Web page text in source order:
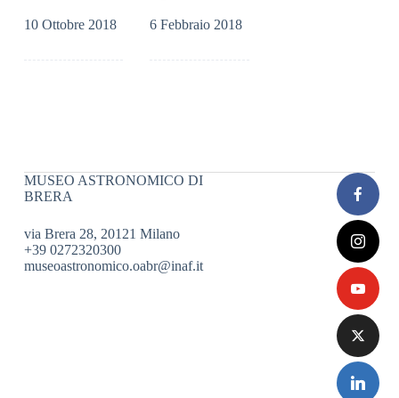
10 Ottobre 2018 6 Febbraio 2018
MUSEO ASTRONOMICO DI
BRERA
via Brera 28, 20121 Milano
+39 0272320300
museoastronomico.oabr@inaf.it